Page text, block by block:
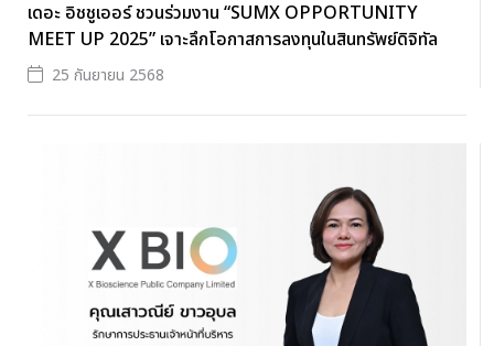
เดอะ อิชชูเออร์ ชวนร่วมงาน “SUMX OPPORTUNITY
MEET UP 2025” เจาะลึกโอกาสการลงทุนในสินทรัพย์ดิจิทัล
25 กันยายน 2568